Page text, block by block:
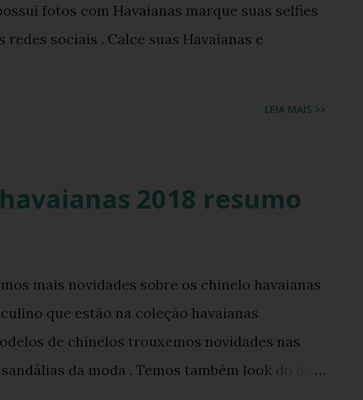
fotos com Havaianas marque suas selfies
redes sociais . Calce suas Havaianas e
LEIA MAIS >>
2018 resumo
mais novidades sobre os chinelo havaianas
que estão na coleção havaianas
de chinelos trouxemos novidades nas
da moda . Temos também look do dia